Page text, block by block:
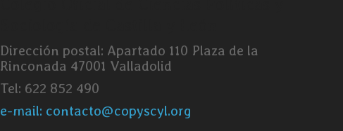
Dirección postal: Apartado 110 Plaza de la
Rinconada 47001 Valladolid
Tel: 622 852 490
e-mail: contacto@copyscyl.org